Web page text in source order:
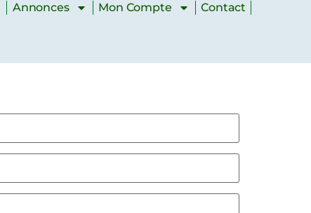
Annonces Mon Compte
Contact